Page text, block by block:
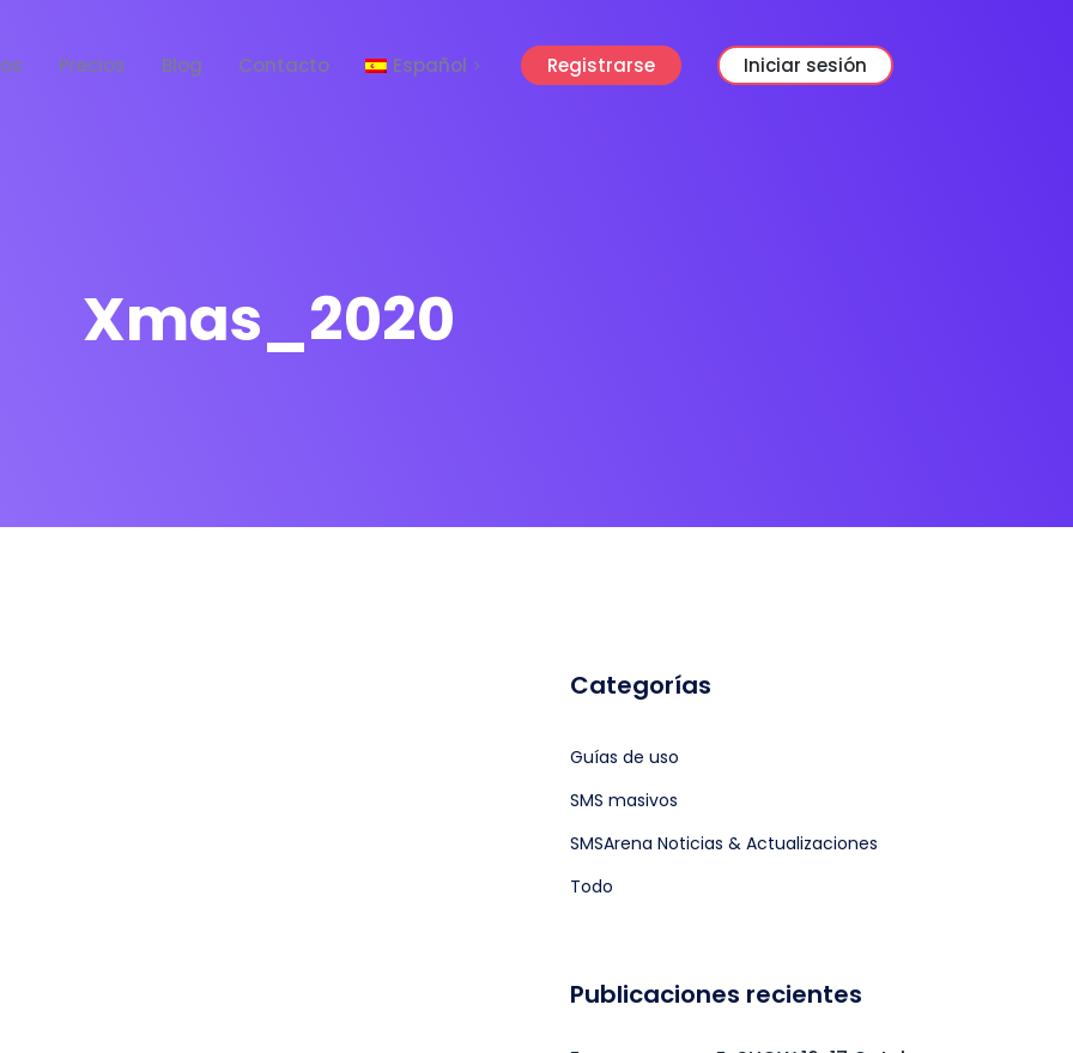
Precios Blog Contacto Español Registrarse Iniciar sesión
Xmas_2020
Categorías
Guías de uso
SMS masivos
SMSArena Noticias & Actualizaciones
Todo
Publicaciones recientes